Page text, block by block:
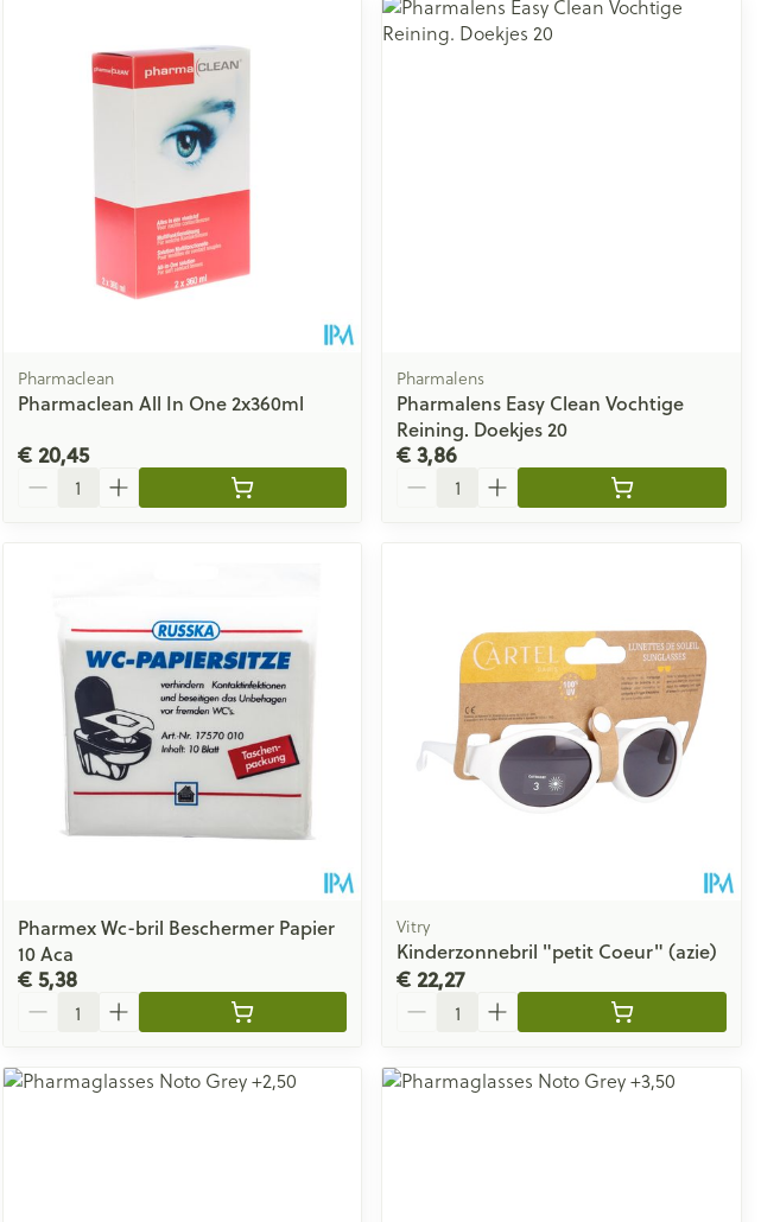
passen.
Pharmaclean
Pharmaclean All In One 2x360ml
€ 20,45
Pharmalens
Pharmalens Easy Clean Vochtige
Reining. Doekjes 20
€ 3,86
Pharmex Wc-bril Beschermer Papier
10 Aca
€ 5,38
Vitry
Kinderzonnebril "petit Coeur" (azie)
€ 22,27